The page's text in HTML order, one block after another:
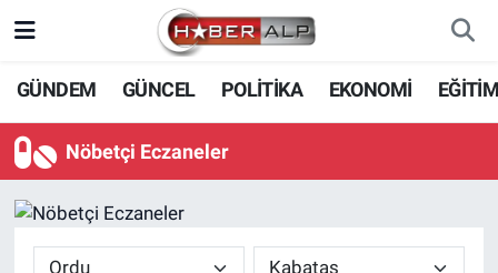
GÜNDEM GÜNCEL POLİTİKA EKONOMİ
Nöbetçi Eczaneler
Nöbetçi Eczaneler
Hava Durumu
Süper Lig Puan Durumu ve Fikstür